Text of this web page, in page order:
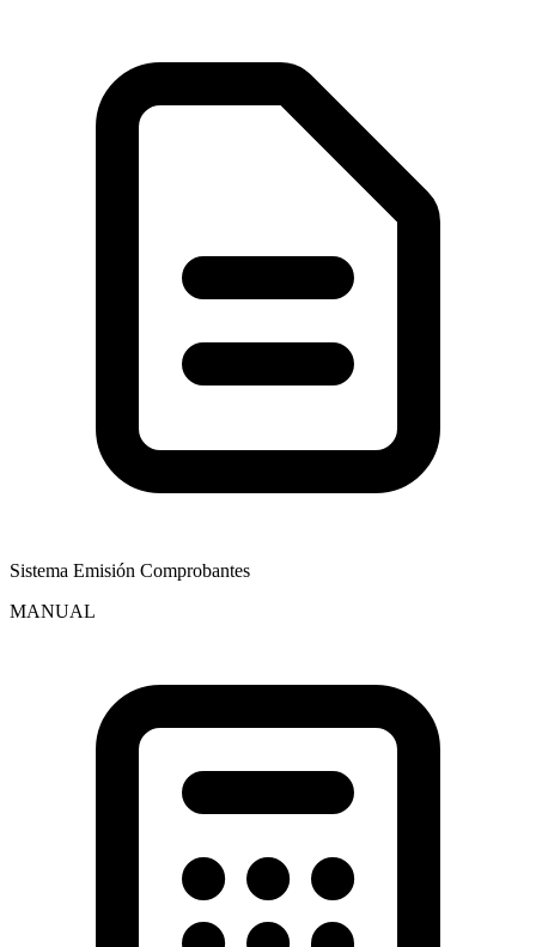
Sistema Emisión Comprobantes
MANUAL